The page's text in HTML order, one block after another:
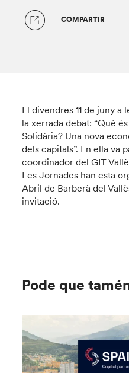
COMPARTIR
El divendres 11 de juny a
la xerrada debat: “Què
Solidària? Una nova
dels capitals”. En ella va
coordinador del GIT
Les Jornades han esta
Abril de Barberà del
invitació.
Pode que